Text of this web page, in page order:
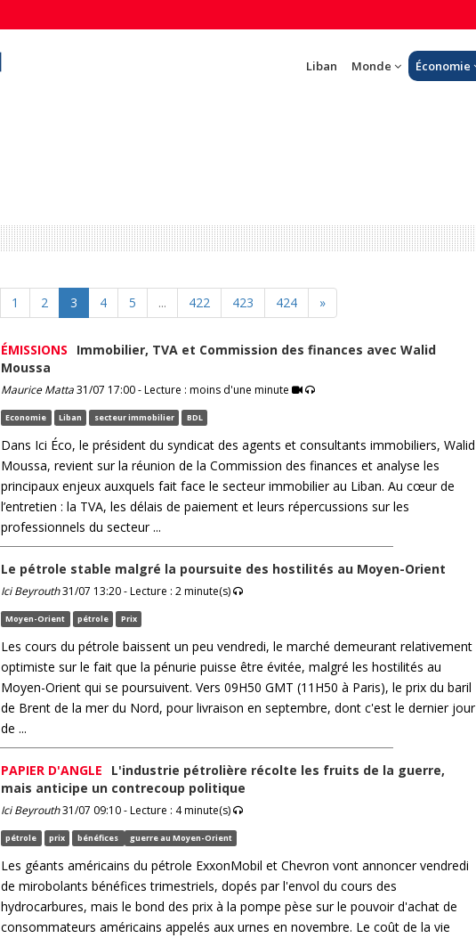
Liban Monde Économie
1 2 3 4 5 ... 422 423 424 »
ÉMISSIONS
Immobilier, TVA et Commission des finances avec Walid
Moussa
Maurice Matta31/07 17:00 - Lecture : moins d'une minute
Economie Liban secteur immobilier BDL
Dans Ici Éco, le président du syndicat des agents et consultants immobiliers, Walid
Moussa, revient sur la réunion de la Commission des finances et analyse les
principaux enjeux auxquels fait face le secteur immobilier au Liban. Au cœur de
l’entretien : la TVA, les délais de paiement et leurs répercussions sur les
professionnels du secteur ...
Le pétrole stable malgré la poursuite des hostilités au Moyen-Orient
Ici Beyrouth31/07 13:20 - Lecture : 2 minute(s)
Moyen-Orient pétrole Prix
Les cours du pétrole baissent un peu vendredi, le marché demeurant relativement
optimiste sur le fait que la pénurie puisse être évitée, malgré les hostilités au
Moyen-Orient qui se poursuivent. Vers 09H50 GMT (11H50 à Paris), le prix du baril
de Brent de la mer du Nord, pour livraison en septembre, dont c'est le dernier jour
de ...
PAPIER D'ANGLE
L'industrie pétrolière récolte les fruits de la guerre,
mais anticipe un contrecoup politique
Ici Beyrouth31/07 09:10 - Lecture : 4 minute(s)
pétrole prix bénéfices guerre au Moyen-Orient
Les géants américains du pétrole ExxonMobil et Chevron vont annoncer vendredi
de mirobolants bénéfices trimestriels, dopés par l'envol du cours des
hydrocarbures, mais le bond des prix à la pompe pèse sur le pouvoir d'achat de
consommateurs américains appelés aux urnes en novembre. Le coût de la vie